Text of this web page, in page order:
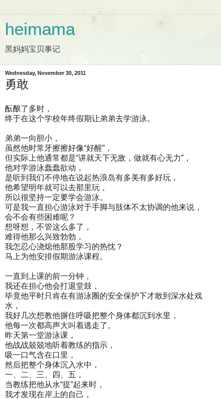
heimama
黑妈妈宝贝事记
Wednesday, November 30, 2011
勇敢
酝酿了多时，
终于在这个学校年终假期让弟弟去学游泳。
弟弟一向胆小，
虽然他时常牙擦擦好像“好醒”，
但实际上他通常都是“讲就天下无敌，做就有心无力”，
他对学游泳蠢蠢欲动，
是听到我们不停地在说起热浪岛有多美有多好玩，
他希望明年就可以去那里玩，
所以很坚持一定要学会游泳。
可是我一直担心游泳对于手脚与肢体不太协调的他来说，
会不会有些困难呢？
想呀想，不管这么多了，
难得他那么兴致勃勃，
我怎忍心浇熄他那股学习的热忱？
马上为他安排假期游泳课程。
一直到上课的前一分钟，
我还在担心他会打退堂鼓，
毕竟他平时只肯在有游泳圈的安全保护下才敢到深水处戏
水，
我好几次想教他摒住呼吸把整个身体都沉到水里，
他每一次都高声大叫着逃走了。
昨天第一堂游泳课，
他战战兢兢地听着教练的指示，
吸一口气含在口里，
然后把整个身体沉入水中，
一、二、三、四、五，
当教练把他从水“提”起来时，
我才发现在岸上的自己，